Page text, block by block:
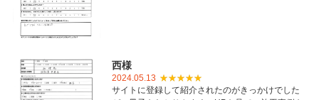
西様
2024.05.13
サイトに登録して紹介されたのがきっかけでした